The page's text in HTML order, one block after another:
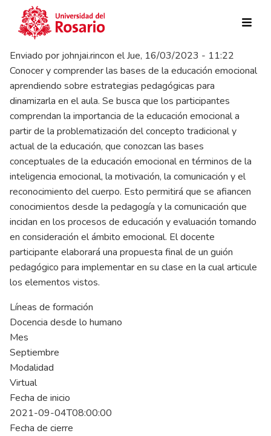
Pasar al contenido principal
Enviado por johnjai.rincon elJue, 16/03/2023 - 11:22
Conocer y comprender las bases de la educación emocional
aprendiendo sobre estrategias pedagógicas para
dinamizarla en el aula. Se busca que los participantes
comprendan la importancia de la educación emocional a
partir de la problematización del concepto tradicional y
actual de la educación, que conozcan las bases
conceptuales de la educación emocional en términos de la
inteligencia emocional, la motivación, la comunicación y el
reconocimiento del cuerpo. Esto permitirá que se afiancen
conocimientos desde la pedagogía y la comunicación que
incidan en los procesos de educación y evaluación tomando
en consideración el ámbito emocional. El docente
participante elaborará una propuesta final de un guión
pedagógico para implementar en su clase en la cual articule
los elementos vistos.
Líneas de formación
Docencia desde lo humano
Mes
Septiembre
Modalidad
Virtual
Fecha de inicio
2021-09-04T08:00:00
Fecha de cierre